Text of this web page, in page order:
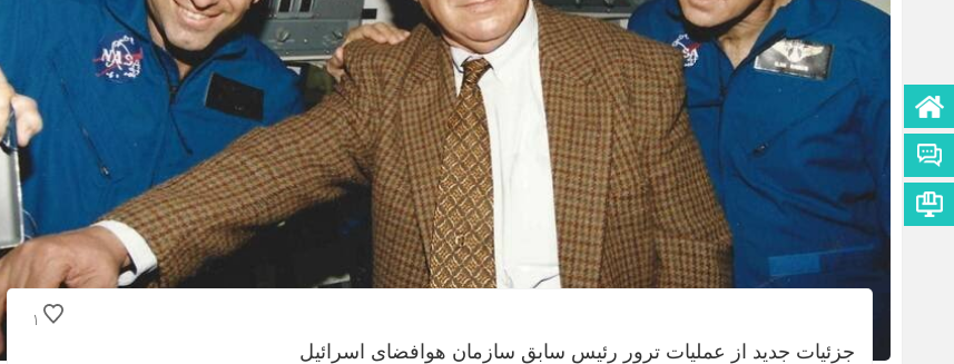
صفحه نخست
اطلاعات سایت
1
جزئیات جدید از عملیات ترور رئیس سابق سازمان هوافضای اسرائیل